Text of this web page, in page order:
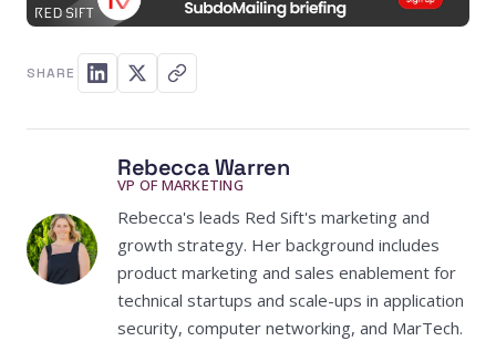
SHARE
Rebecca Warren
VP OF MARKETING
Rebecca's leads Red Sift's marketing and
growth strategy. Her background includes
product marketing and sales enablement for
technical startups and scale-ups in application
security, computer networking, and MarTech.